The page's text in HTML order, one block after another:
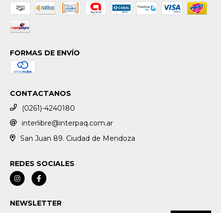
FORMAS DE ENVÍO
CONTACTANOS
(0261)-4240180
interlibre@interpaq.com.ar
San Juan 89. Ciudad de Mendoza
REDES SOCIALES
NEWSLETTER